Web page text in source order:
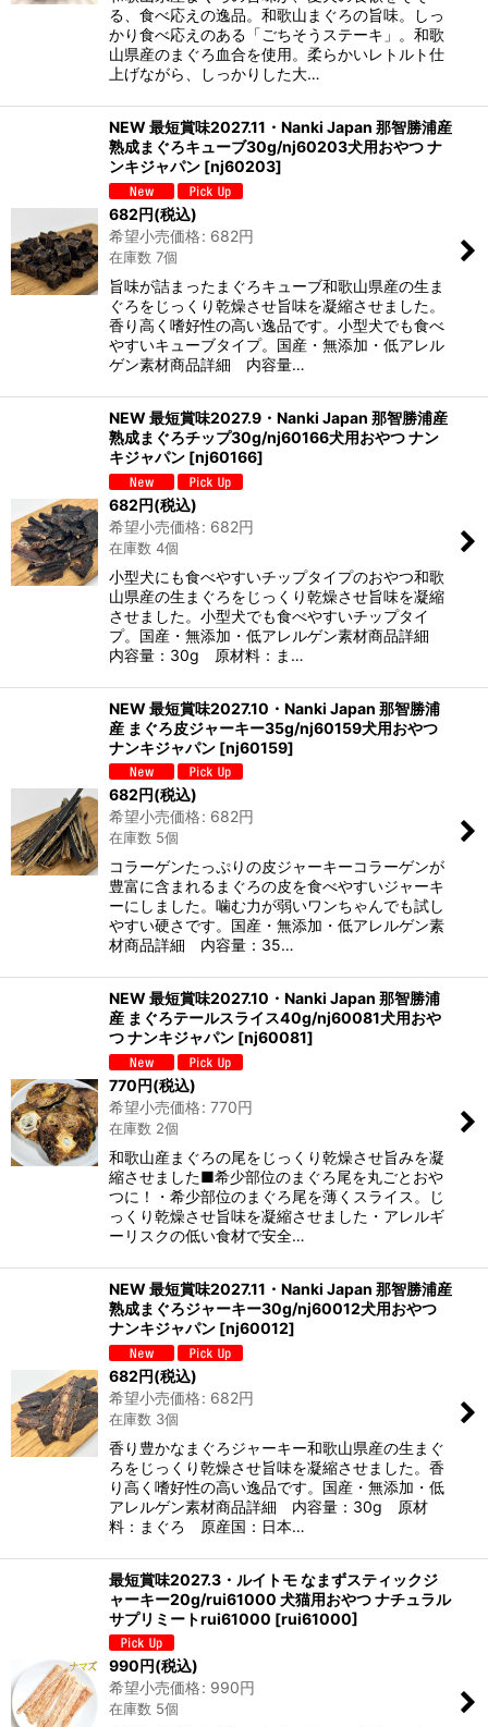
る、食べ応えの逸品。和歌山まぐろの旨味。しっ
かり食べ応えのある「ごちそうステーキ」。和歌
山県産のまぐろ血合を使用。柔らかいレトルト仕
上げながら、しっかりした大…
NEW 最短賞味2027.11・Nanki Japan 那智勝浦産
熟成まぐろキューブ30g/nj60203犬用おやつ ナ
ンキジャパン [nj60203]
682円(税込)
希望小売価格: 682円
在庫数 7個
旨味が詰まったまぐろキューブ和歌山県産の生ま
ぐろをじっくり乾燥させ旨味を凝縮させました。
香り高く嗜好性の高い逸品です。小型犬でも食べ
やすいキューブタイプ。国産・無添加・低アレル
ゲン素材商品詳細 内容量…
NEW 最短賞味2027.9・Nanki Japan 那智勝浦産
熟成まぐろチップ30g/nj60166犬用おやつ ナン
キジャパン [nj60166]
682円(税込)
希望小売価格: 682円
在庫数 4個
小型犬にも食べやすいチップタイプのおやつ和歌
山県産の生まぐろをじっくり乾燥させ旨味を凝縮
させました。小型犬でも食べやすいチップタイ
プ。国産・無添加・低アレルゲン素材商品詳細
内容量：30g 原材料：ま…
NEW 最短賞味2027.10・Nanki Japan 那智勝浦
産 まぐろ皮ジャーキー35g/nj60159犬用おやつ
ナンキジャパン [nj60159]
682円(税込)
希望小売価格: 682円
在庫数 5個
コラーゲンたっぷりの皮ジャーキーコラーゲンが
豊富に含まれるまぐろの皮を食べやすいジャーキ
ーにしました。噛む力が弱いワンちゃんでも試し
やすい硬さです。国産・無添加・低アレルゲン素
材商品詳細 内容量：35…
NEW 最短賞味2027.10・Nanki Japan 那智勝浦
産 まぐろテールスライス40g/nj60081犬用おや
つ ナンキジャパン [nj60081]
770円(税込)
希望小売価格: 770円
在庫数 2個
和歌山産まぐろの尾をじっくり乾燥させ旨みを凝
縮させました■希少部位のまぐろ尾を丸ごとおや
つに！・希少部位のまぐろ尾を薄くスライス。じ
っくり乾燥させ旨味を凝縮させました・アレルギ
ーリスクの低い食材で安全…
NEW 最短賞味2027.11・Nanki Japan 那智勝浦産
熟成まぐろジャーキー30g/nj60012犬用おやつ
ナンキジャパン [nj60012]
682円(税込)
希望小売価格: 682円
在庫数 3個
香り豊かなまぐろジャーキー和歌山県産の生まぐ
ろをじっくり乾燥させ旨味を凝縮させました。香
り高く嗜好性の高い逸品です。国産・無添加・低
アレルゲン素材商品詳細 内容量：30g 原材
料：まぐろ 原産国：日本…
最短賞味2027.3・ルイトモ なまずスティックジ
ャーキー20g/rui61000 犬猫用おやつ ナチュラル
サプリミートrui61000 [rui61000]
990円(税込)
希望小売価格: 990円
在庫数 5個